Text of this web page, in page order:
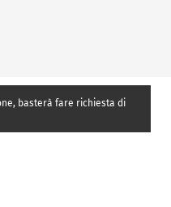
basterà fare richiesta di